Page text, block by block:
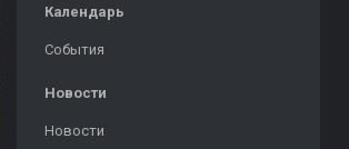
Календарь
События
Новости
Новости